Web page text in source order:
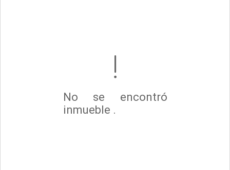
No se encontró
inmueble .